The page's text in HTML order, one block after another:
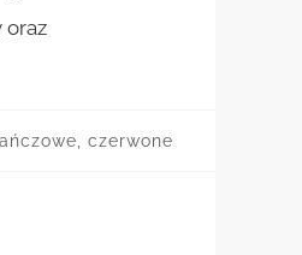
oraz
czerwone